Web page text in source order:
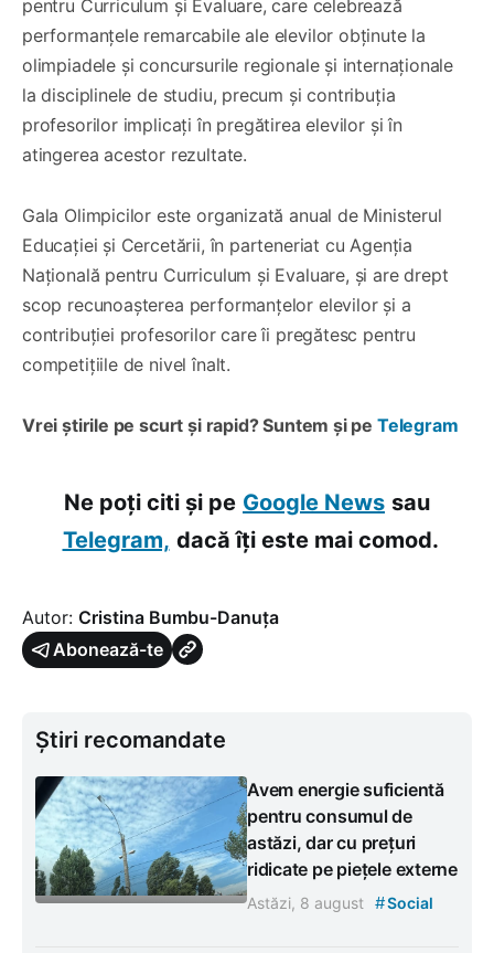
pentru Curriculum și Evaluare, care celebrează
performanțele remarcabile ale elevilor obținute la
olimpiadele și concursurile regionale și internaționale
la disciplinele de studiu, precum și contribuția
profesorilor implicați în pregătirea elevilor și în
atingerea acestor rezultate.
Gala Olimpicilor este organizată anual de Ministerul
Educației și Cercetării, în parteneriat cu Agenția
Națională pentru Curriculum și Evaluare, și are drept
scop recunoașterea performanțelor elevilor și a
contribuției profesorilor care îi pregătesc pentru
competițiile de nivel înalt.
Vrei știrile pe scurt și rapid? Suntem și pe Telegram
Ne poți citi și pe Google News sau
Telegram, dacă îți este mai comod.
Autor: Cristina Bumbu-Danuța
Abonează-te
Știri recomandate
Avem energie suficientă
pentru consumul de
astăzi, dar cu prețuri
ridicate pe piețele externe
Astăzi, 8 august #Social